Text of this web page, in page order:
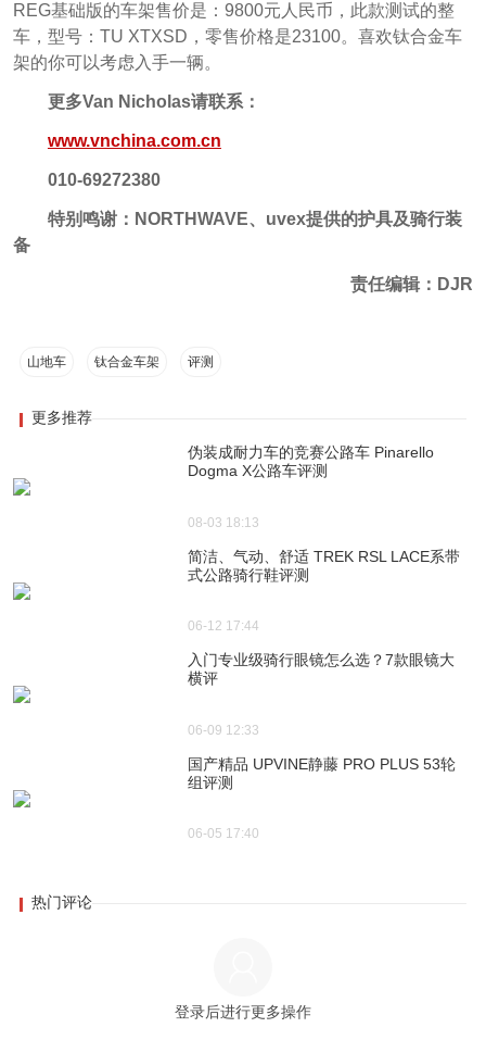
REG基础版的车架售价是：9800元人民币，此款测试的整
车，型号：TU XTXSD，零售价格是23100。喜欢钛合金车
架的你可以考虑入手一辆。
更多Van Nicholas请联系：
www.vnchina.com.cn
010-69272380
特别鸣谢： NORTHWAVE、uvex提供的护具及骑行装
备
责任编辑：DJR
山地车 钛合金车架 评测
更多推荐
伪装成耐力车的竞赛公路车 Pinarello
Dogma X公路车评测
08-03 18:13
简洁、气动、舒适 TREK RSL LACE系带
式公路骑行鞋评测
06-12 17:44
入门专业级骑行眼镜怎么选？7款眼镜大
横评
06-09 12:33
国产精品 UPVINE静藤 PRO PLUS 53轮
组评测
06-05 17:40
热门评论
登录后进行更多操作